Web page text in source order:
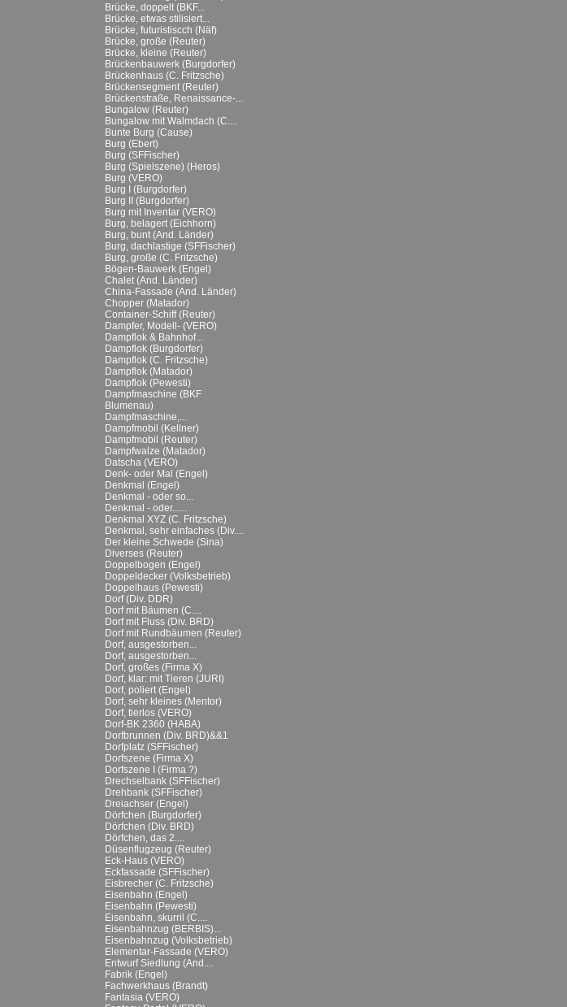
Brücke, doppelt (BKF...
Brücke, etwas stilisiert...
Brücke, futuristiscch (Näf)
Brücke, große (Reuter)
Brücke, kleine (Reuter)
Brückenbauwerk (Burgdorfer)
Brückenhaus (C. Fritzsche)
Brückensegment (Reuter)
Brückenstraße, Renaissance-...
Bungalow (Reuter)
Bungalow mit Walmdach (C....
Bunte Burg (Cause)
Burg (Ebert)
Burg (SFFischer)
Burg (Spielszene) (Heros)
Burg (VERO)
Burg I (Burgdorfer)
Burg II (Burgdorfer)
Burg mit Inventar (VERO)
Burg, belagert (Eichhorn)
Burg, bunt (And. Länder)
Burg, dachlastige (SFFischer)
Burg, große (C. Fritzsche)
Bögen-Bauwerk (Engel)
Chalet (And. Länder)
China-Fassade (And. Länder)
Chopper (Matador)
Container-Schiff (Reuter)
Dampfer, Modell- (VERO)
Dampflok & Bahnhof...
Dampflok (Burgdorfer)
Dampflok (C. Fritzsche)
Dampflok (Matador)
Dampflok (Pewesti)
Dampfmaschine (BKF
Blumenau)
Dampfmaschine,...
Dampfmobil (Kellner)
Dampfmobil (Reuter)
Dampfwalze (Matador)
Datscha (VERO)
Denk- oder Mal (Engel)
Denkmal (Engel)
Denkmal - oder so...
Denkmal - oder......
Denkmal XYZ (C. Fritzsche)
Denkmal, sehr einfaches (Div....
Der kleine Schwede (Sina)
Diverses (Reuter)
Doppelbogen (Engel)
Doppeldecker (Volksbetrieb)
Doppelhaus (Pewesti)
Dorf (Div. DDR)
Dorf mit Bäumen (C....
Dorf mit Fluss (Div. BRD)
Dorf mit Rundbäumen (Reuter)
Dorf, ausgestorben...
Dorf, ausgestorben...
Dorf, großes (Firma X)
Dorf, klar: mit Tieren (JURI)
Dorf, poliert (Engel)
Dorf, sehr kleines (Mentor)
Dorf, tierlos (VERO)
Dorf-BK 2360 (HABA)
Dorfbrunnen (Div. BRD)&&1
Dorfplatz (SFFischer)
Dorfszene (Firma X)
Dorfszene I (Firma ?)
Drechselbank (SFFischer)
Drehbank (SFFischer)
Dreiachser (Engel)
Dörfchen (Burgdorfer)
Dörfchen (Div. BRD)
Dörfchen, das 2....
Düsenflugzeug (Reuter)
Eck-Haus (VERO)
Eckfassade (SFFischer)
Eisbrecher (C. Fritzsche)
Eisenbahn (Engel)
Eisenbahn (Pewesti)
Eisenbahn, skurril (C....
Eisenbahnzug (BERBIS)...
Eisenbahnzug (Volksbetrieb)
Elementar-Fassade (VERO)
Entwurf Siedlung (And....
Fabrik (Engel)
Fachwerkhaus (Brandt)
Fantasia (VERO)